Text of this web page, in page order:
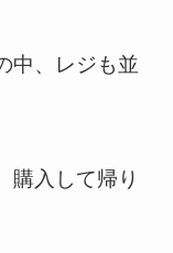
中、レジも並
購入して帰り